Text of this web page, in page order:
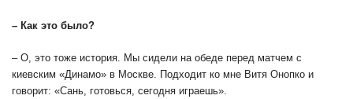
– Как это было?
– О, это тоже история. Мы сидели на обеде перед матчем с
киевским «Динамо» в Москве. Подходит ко мне Витя Онопко и
говорит: «Сань, готовься, сегодня играешь».